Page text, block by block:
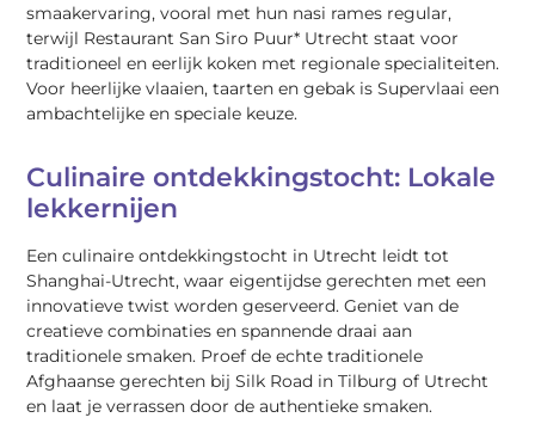
smaakervaring, vooral met hun nasi rames regular,
terwijl Restaurant San Siro Puur* Utrecht staat voor
traditioneel en eerlijk koken met regionale specialiteiten.
Voor heerlijke vlaaien, taarten en gebak is Supervlaai een
ambachtelijke en speciale keuze.
Culinaire ontdekkingstocht: Lokale
lekkernijen
Een culinaire ontdekkingstocht in Utrecht leidt tot
Shanghai-Utrecht, waar eigentijdse gerechten met een
innovatieve twist worden geserveerd. Geniet van de
creatieve combinaties en spannende draai aan
traditionele smaken. Proef de echte traditionele
Afghaanse gerechten bij Silk Road in Tilburg of Utrecht
en laat je verrassen door de authentieke smaken.